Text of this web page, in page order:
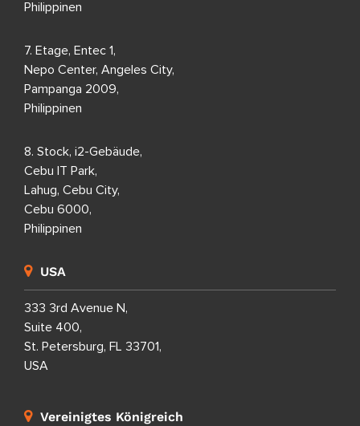
Philippinen
7. Etage, Entec 1,
Nepo Center, Angeles City,
Pampanga 2009,
Philippinen
8. Stock, i2-Gebäude,
Cebu IT Park,
Lahug, Cebu City,
Cebu 6000,
Philippinen
USA
333 3rd Avenue N,
Suite 400,
St. Petersburg, FL 33701,
USA
Vereinigtes Königreich